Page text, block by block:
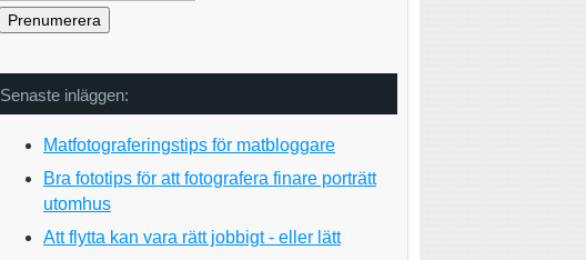
Senaste inläggen:
Matfotograferingstips för matbloggare
Bra fototips för att fotografera finare porträtt
utomhus
Att flytta kan vara rätt jobbigt - eller lätt